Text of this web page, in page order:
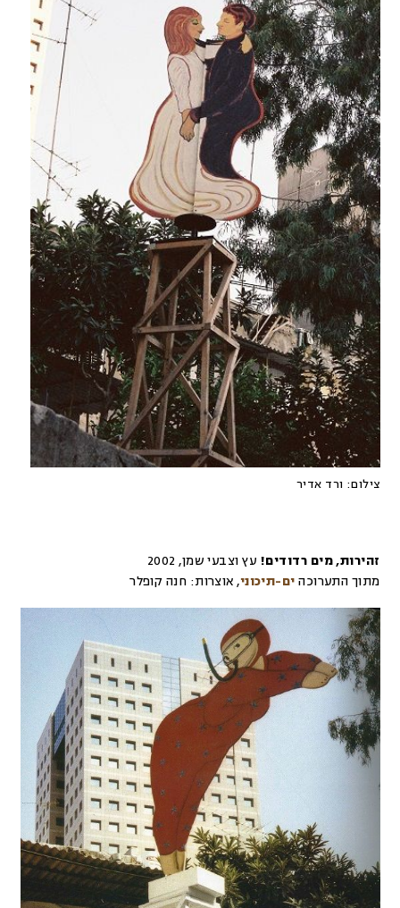
צילום: ורד אדיר
זהירות, מים רדודים! עץ וצבעי שמן,
2002
מתוך התערוכה ים-תיכוני, אוצרות: חנה קופלר